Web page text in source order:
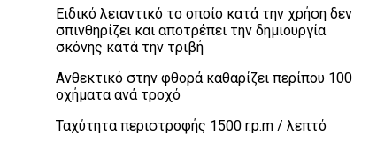
Ειδικό λειαντικό το οποίο κατά την χρήση δεν
σπινθηρίζει και αποτρέπει την δημιουργία
σκόνης κατά την τριβή
Ανθεκτικό στην φθορά καθαρίζει περίπου 100
οχήματα ανά τροχό
Ταχύτητα περιστροφής 1500 r.p.m / λεπτό